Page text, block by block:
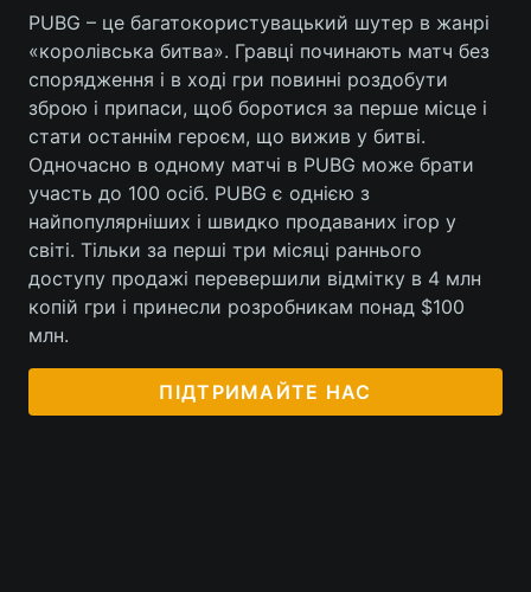
PUBG – це багатокористувацький шутер в жанрі
«королівська битва». Гравці починають матч без
спорядження і в ході гри повинні роздобути
зброю і припаси, щоб боротися за перше місце і
стати останнім героєм, що вижив у битві.
Одночасно в одному матчі в PUBG може брати
участь до 100 осіб. PUBG є однією з
найпопулярніших і швидко продаваних ігор у
світі. Тільки за перші три місяці раннього
доступу продажі перевершили відмітку в 4 млн
копій гри і принесли розробникам понад $100
млн.
ПІДТРИМАЙТЕ НАС